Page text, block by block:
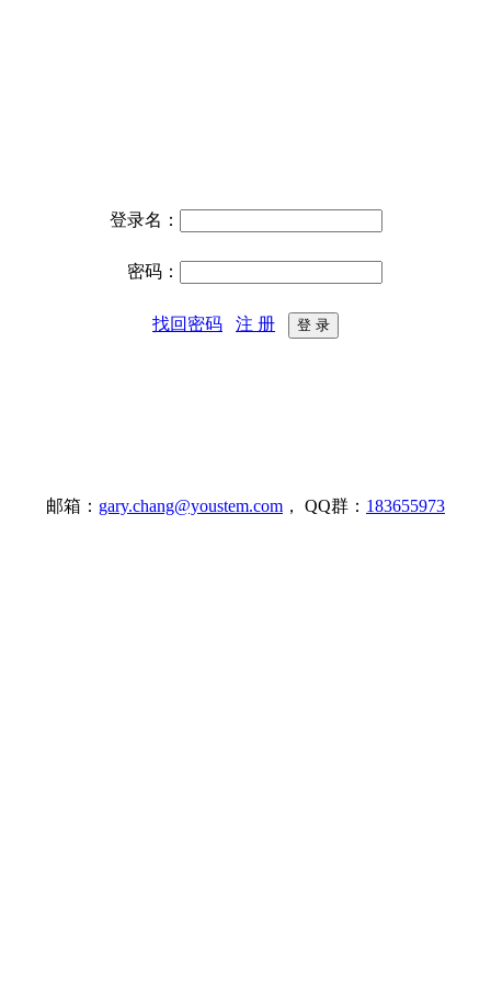
登录名：
密码：
找回密码 注 册
邮箱： gary.chang@youstem.com ， QQ群： 183655973